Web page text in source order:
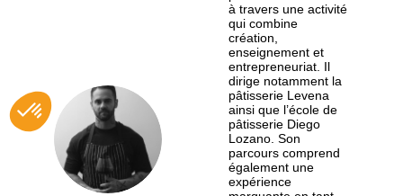
DL
à travers une activité
qui combine
création,
enseignement et
entrepreneuriat. Il
dirige notamment la
pâtisserie Levena
ainsi que l’école de
pâtisserie Diego
Lozano. Son
parcours comprend
également une
expérience